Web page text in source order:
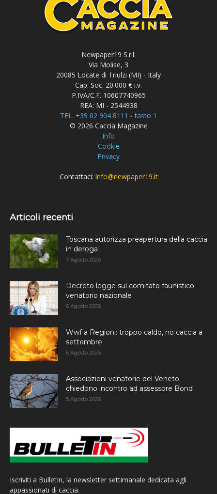
Newpaper19 S.r.l.
Via Molise, 3
20085 Locate di Triulzi (MI) - Italy
Cap. Soc. 20.000 € i.v.
P.IVA/C.F. 10607740965
REA: MI - 2544938
TEL: +39 02 904 8111 - tasto 1
© 2026 Caccia Magazine
Info
Cookie
Privacy
Contattaci: info@newpaper19.it
Articoli recenti
Toscana autorizza preapertura della caccia
in deroga
7 Agosto 2026
Decreto legge sul comitato faunistico-
venatorio nazionale
6 Agosto 2026
Wwf a Regioni: troppo caldo, no caccia a
settembre
6 Agosto 2026
Associazioni venatorie del Veneto
chiedono incontro ad assessore Bond
5 Agosto 2026
Iscriviti a BulletIn, la newsletter settimanale dedicata agli
appassionati di caccia.